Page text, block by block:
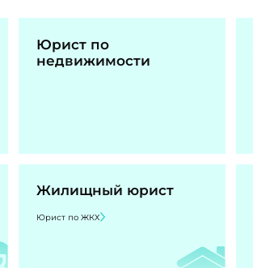
Юрист по
недвижимости
Жилищный юрист
Юрист по ЖКХ